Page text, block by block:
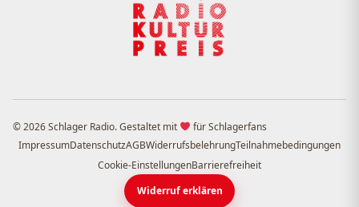
© 2026 Schlager Radio. Gestaltet mit
für Schlagerfans
ImpressumDatenschutzAGBWiderrufsbelehrungTeilnahmebedingungen
Cookie-EinstellungenBarrierefreiheit
Widerruf erklären